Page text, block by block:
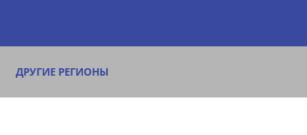
ДРУГИЕ РЕГИОНЫ